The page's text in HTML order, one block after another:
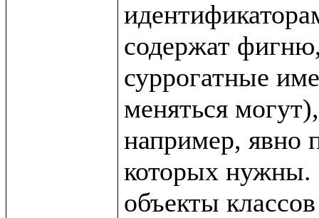
содержат
суррогатные
меняться
например, явно
которых нужны.
объекты